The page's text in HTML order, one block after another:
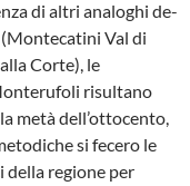
di altri analoghi de­
Val di
Corte), le
risultano
metà dell’ot­tocento,
si fecero le
regione per